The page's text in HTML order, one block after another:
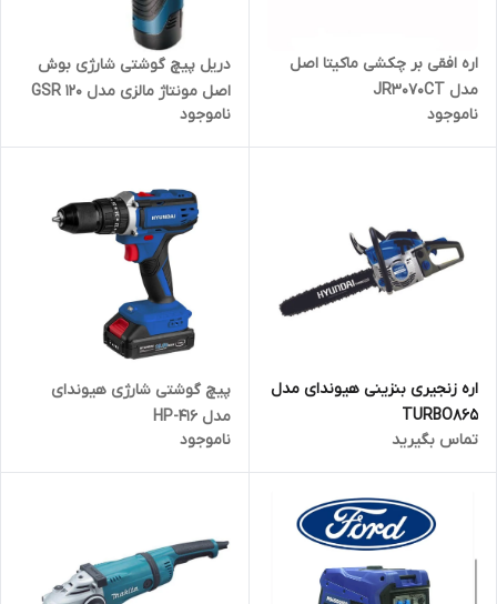
اره افقی بر چکشی ماکیتا اصل
مدل JR3070CT
ناموجود
دریل پیچ گوشتی شارژی بوش
اصل مونتاژ مالزی مدل GSR 120
LI
ناموجود
اره زنجیری بنزینی هیوندای مدل
TURBO865
تماس بگیرید
پیچ گوشتی شارژی هیوندای
مدل HP-416
ناموجود